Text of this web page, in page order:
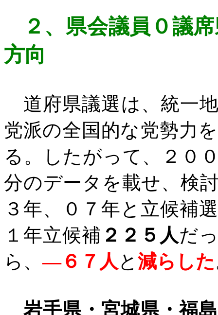
２、 県会議員０議
方向
道府県議選は、統一
党派の全国的な党勢力
る。したがって、２０
分のデータを載せ、検
３年、０７年と立候補
１年立候補 ２２５人だ
ら、―６７人 と 減らした
岩手県・宮城県・福